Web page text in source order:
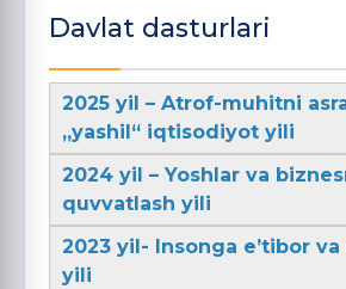
Davlat dasturlari
2025 yil – Atrof-muhitni
„yashil“ iqtisodiyot yili
2024 yil – Yoshlar va
quvvatlash yili
2023 yil- Insonga e’tibor
yili